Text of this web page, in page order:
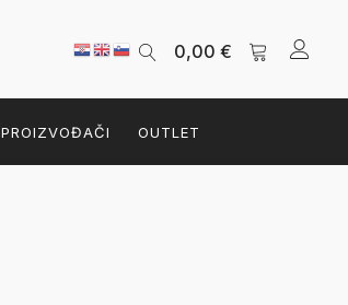
0,00 €
PROIZVOĐAČI OUTLET